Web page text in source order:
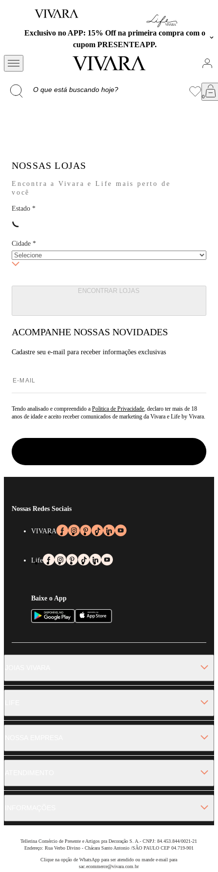
Exclusivo no APP: 15% Off na primeira compra com o
cupom PRESENTEAPP.
NOSSAS LOJAS
Encontra a Vivara e Life mais perto de
você
Estado *
Cidade *
ENCONTRAR LOJAS
ACOMPANHE NOSSAS NOVIDADES
Cadastre seu e-mail para receber informações exclusivas
Tendo analisado e compreendido a Politica de Privacidade, declaro ter mais de 18
anos de idade e aceito receber comunicados de marketing da Vivara e Life by Vivara.
Nossas Redes Sociais
VIVARA
Life
Baixe o App
Tellerina Comércio de Presente e Artigos pra Decoração S. A.- CNPJ: 84.453.844/0021-21
Endereço: Rua Verbo Divino - Chácara Santo Antonio /SÃO PAULO CEP 04.719-901
Clique na opção de WhatsApp para ser atendido ou mande e-mail para
sac.ecommerce@vivara.com.br